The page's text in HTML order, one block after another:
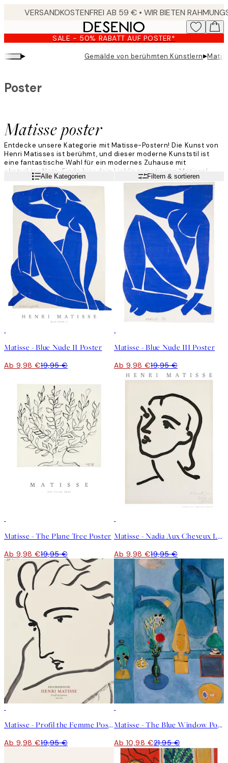
content.
SALE - 50% RABATT AUF POSTER*
▸ Gemälde von berühmten Künstlern▸
Matisse poster
Poster
Entdecke unsere Kategorie mit Matisse-Postern! Die Kunst von
Henri Matisses ist berühmt, und dieser moderne Kunststil ist
eine fantastische Wahl für ein modernes Zuhause mit
abstrakter Note. Finde hier dein Lieblingsmotiv von Matisse!
WeiterlesenAlle Kategorien Filtern & sortieren
Matisse - Blue Nude II Poster
Ab 9,98 €19,95 €
Matisse - Blue Nude III Poster
Ab 9,98 €19,95 €
Matisse - The Plane Tree Poster
Ab 9,98 €19,95 €
Matisse - Nadia Aux Cheveux Lisses Poster
Ab 9,98 €19,95 €
Matisse - Profil the Femme Poster
Ab 9,98 €19,95 €
Matisse - The Blue Window Poster
Ab 10,98 €21,95 €